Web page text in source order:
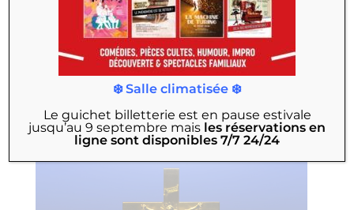
4 mai à 19h30 et 21h15
Franjo
COUP DE COEUR
❄️ Salle climatisée ❄️
Le guichet billetterie est en pause estivale
jusqu’au 9 septembre mais les réservations en
ligne sont disponibles 7/7 24/24